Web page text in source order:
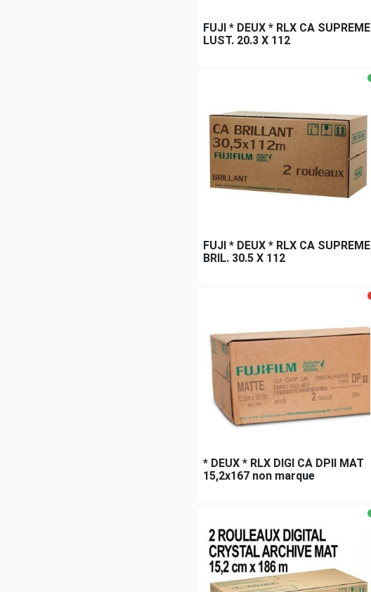
FUJI * DEUX * RLX CA SUPREME
LUST. 20.3 X 112
FUJI * DEUX * RLX CA SUPREME
BRIL. 30.5 X 112
* DEUX * RLX DIGI CA DPII MAT
15,2x167 non marque